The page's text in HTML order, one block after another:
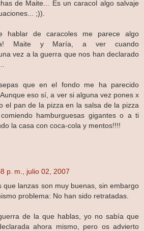
de Maite... Es un caracol algo salvaje
;)).
hablar de caracoles me parece algo
Maite y María, a ver cuando
vez a la guerra que nos han declarado
que en el fondo me ha parecido
eso sí, a ver si alguna vez pones x
el pan de la pizza en la salsa de la pizza
hamburguesas gigantes o a ti
la casa con coca-cola y mentos!!!!
p. m., julio 02, 2007
que lanzas son muy buenas, sin embargo
problema: No han sido retratadas.
de la que hablas, yo no sabía que
ahora mismo, pero os advierto